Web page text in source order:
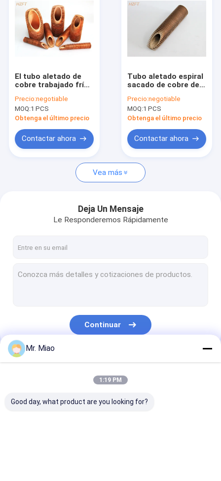
Productos
Sobre nosotros
Viaje de la fábrica
Pida una cita
tubo aletado espiral
Tubo aletado de cobre
Tubo de aleta sacado
Tubo aletado de acero inoxidable
bobinas del tubo aletado
Cambiador de calor de la bobina de la aleta
Bobina del tubo de cobre
El tubo aletado de
cobre trabajado frío
por aire/los tubos
aletados calor el
cambiador
Precio:negotiable
MOQ:1 PCS
Obtenga el último precio
Contactar ahora
Tubo aletado espiral
sacado de cobre de
calor para el
refrigerador de
aceite
Precio:negotiable
MOQ:1 PCS
Obtenga el último precio
Contactar ahora
Vea más
Deja Un Mensaje
Le Responderemos Rápidamente
Continuar
Nuestras Categorías
Mr. Miao
1:19 PM
Good day, what product are you looking for?